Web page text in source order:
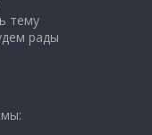
тему
рады